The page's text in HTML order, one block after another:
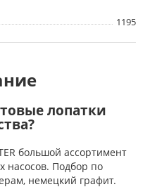
1195
лопатки
большой ассортимент
насосов. Подбор по
немецкий графит.